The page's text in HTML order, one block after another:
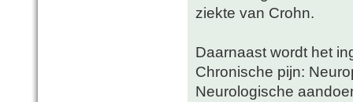
ziekte van Crohn.
Daarnaast wordt het
Chronische pijn:
Neurologische